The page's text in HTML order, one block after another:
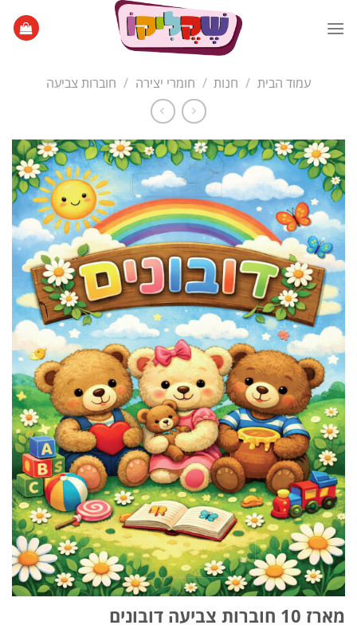
עמוד הבית / חנות / חומרי יצירה / חוברות צביעה
מארז 10 חוברות צביעה דובונים